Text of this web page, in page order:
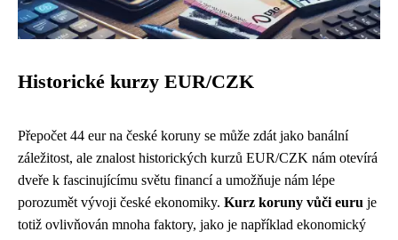
Historické kurzy EUR/CZK
Přepočet 44 eur na české koruny se může zdát jako banální
záležitost, ale znalost historických kurzů EUR/CZK nám otevírá
dveře k fascinujícímu světu financí a umožňuje nám lépe
porozumět vývoji české ekonomiky. Kurz koruny vůči euru je
totiž ovlivňován mnoha faktory, jako je například ekonomický